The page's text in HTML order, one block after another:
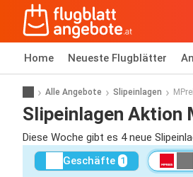
Home Neueste Flugblätter
Alle Angebote Slipeinlagen
Slipeinlagen Aktion
Diese Woche gibt es 4 neue
Geschäfte 1